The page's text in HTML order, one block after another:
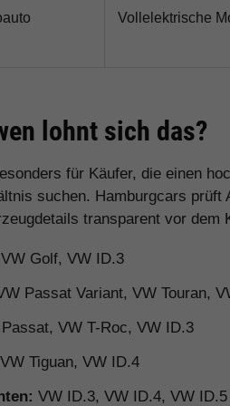
Vollelektrische
lohnt sich das?
für Käufer, die einen
suchen. Hamburgcars prüft
transparent vor dem
Golf, VW ID.3
Passat Variant, VW Touran,
VW T-Roc, VW ID.3
Tiguan, VW ID.4
VW ID.3, VW ID.4, VW